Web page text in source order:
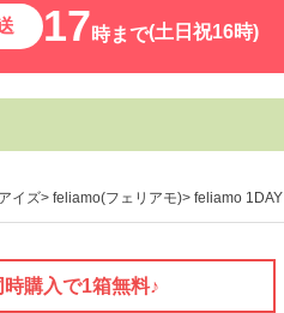
17時まで(土日祝16時)
イズ feliamo(フェリアモ) feliamo
時購入で1箱無料♪